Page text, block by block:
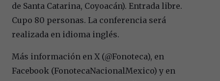
de Santa Catarina, Coyoacán). Entrada libre.
Cupo 80 personas. La conferencia será
realizada en idioma inglés.
Más información en X (@Fonoteca), en
Facebook (FonotecaNacionalMexico) y en